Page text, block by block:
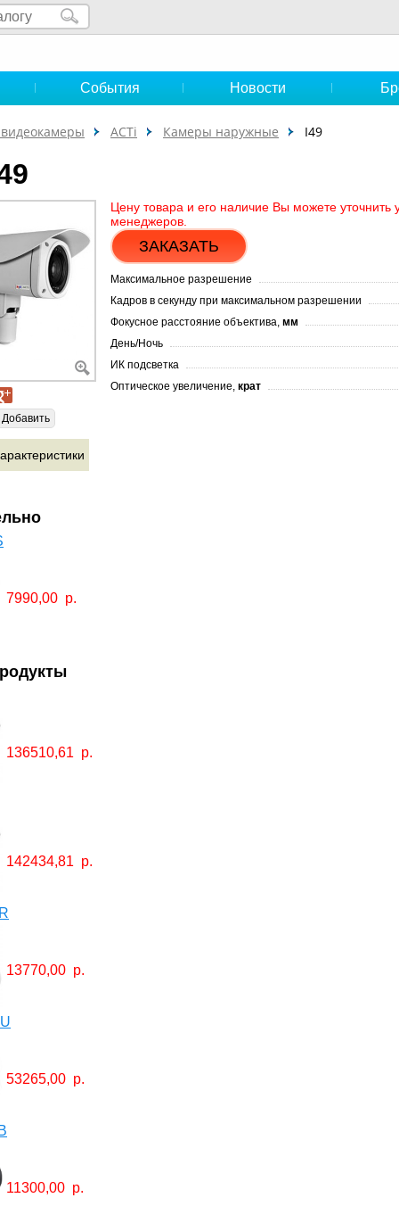
События Новости
ACTi Камеры наружные I49
Добавить
Цену товара и его наличие Вы можете уточнить
менеджеров.
ЗАКАЗАТЬ
Максимальное разрешение
Кадров в секунду при максимальном разрешении
Фокусное расстояние объектива, мм
День/Ночь
ИК подсветка
Оптическое увеличение, крат
7990,00 р.
136510,61 р.
142434,81 р.
13770,00 р.
53265,00 р.
11300,00 р.